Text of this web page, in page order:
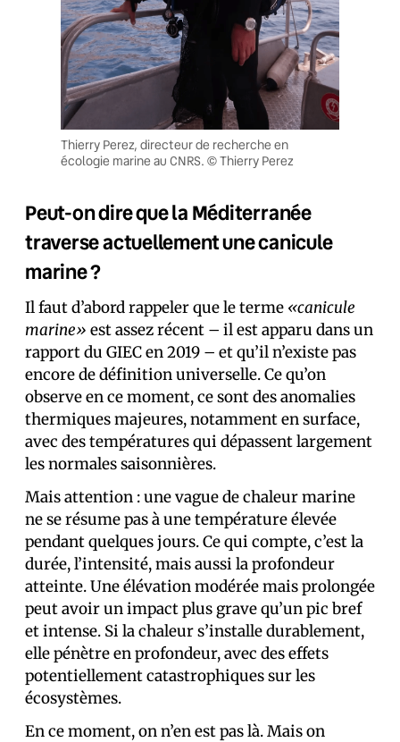
Thierry Perez, directeur de recherche en
écologie marine au CNRS. © Thierry Perez
Peut-on dire que la Méditerranée
traverse actuellement une canicule
marine ?
Il faut d’abord rappeler que le terme «canicule
marine» est assez récent – il est apparu dans un
rapport du GIEC en 2019 – et qu’il n’existe pas
encore de définition universelle. Ce qu’on
observe en ce moment, ce sont des anomalies
thermiques majeures, notamment en surface,
avec des températures qui dépassent largement
les normales saisonnières.
Mais attention : une vague de chaleur marine
ne se résume pas à une température élevée
pendant quelques jours. Ce qui compte, c’est la
durée, l’intensité, mais aussi la profondeur
atteinte. Une élévation modérée mais prolongée
peut avoir un impact plus grave qu’un pic bref
et intense. Si la chaleur s’installe durablement,
elle pénètre en profondeur, avec des effets
potentiellement catastrophiques sur les
écosystèmes.
En ce moment, on n’en est pas là. Mais on